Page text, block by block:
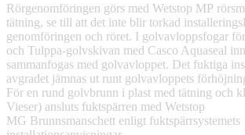
Rörgenomföringen görs med Wetstop MP
tätning, se till att det inte blir torkad
genomföringen och röret. I golvavloppsfogar
och Tulppa-golvskivan med Casco Aquaseal
sammanfogas med golvavloppet. Det fuktiga
avgradet jämnas ut runt golvavloppets
För en rund golvbrunn i plast med tätning och
Vieser) ansluts fuktspärren med Wetstop
MG Brunnsmanschett enligt fuktspärrsystemets